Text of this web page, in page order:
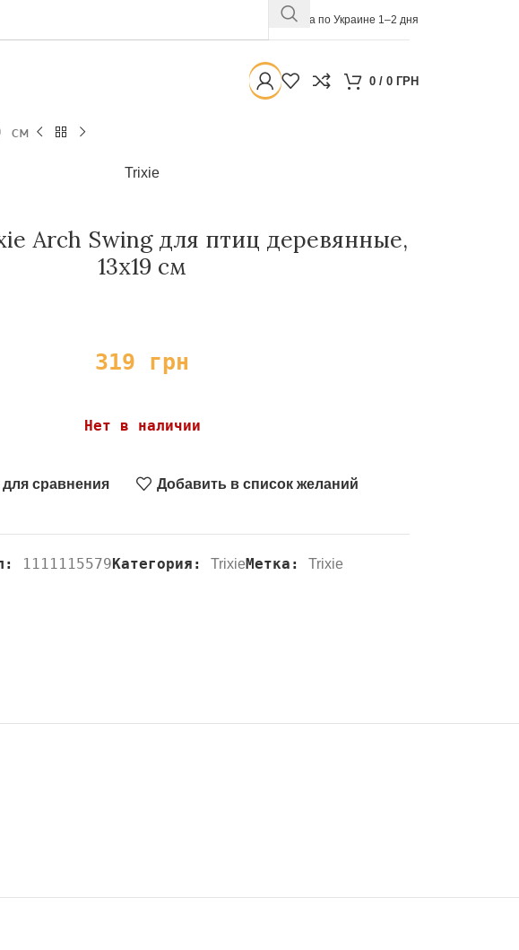
Доставка по Украине 1–2 дня
0 / 0 ГРН
см
Trixie
Arch Swing для птиц деревянные,
13х19 см
319 грн
Нет в наличии
сравнения Добавить в список желаний
1111115579Категория: TrixieМетка: Trixie